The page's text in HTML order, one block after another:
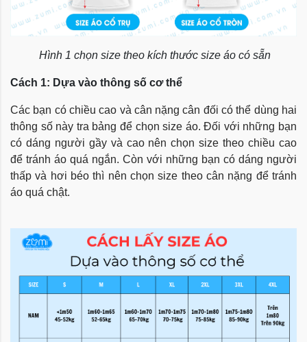
Hình 1 chọn size theo kích thước size áo có sẵn
Cách 1: Dựa vào thông số cơ thể
Các bạn có chiều cao và cân nặng cân đối có thể dùng hai
thông số này tra bảng để chọn size áo. Đối với những bạn
có dáng người gầy và cao nên chọn size theo chiều cao
để tránh áo quá ngắn. Còn với những bạn có dáng người
thấp và hơi béo thì nên chọn size theo cân nặng để tránh
áo quá chật.